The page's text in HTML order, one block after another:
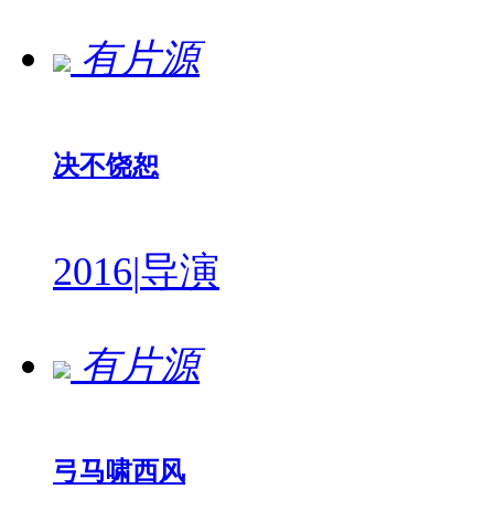
有片源
决不饶恕
2016|导演
有片源
弓马啸西风